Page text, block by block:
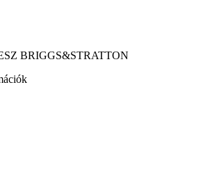
BRIGGS&STRATTON